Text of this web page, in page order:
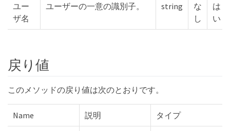
ユー
ザ名
ユーザーの一意の識別子。 string
な
し
は
い
戻り値
このメソッドの戻り値は次のとおりです。
Name 説明 タイプ